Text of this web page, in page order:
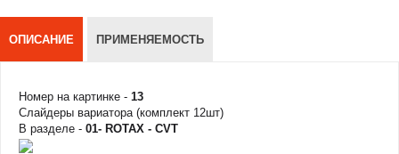
ОПИСАНИЕ ПРИМЕНЯЕМОСТЬ
Номер на картинке - 13
Слайдеры вариатора (комплект 12шт)
В разделе - 01- ROTAX - CVT